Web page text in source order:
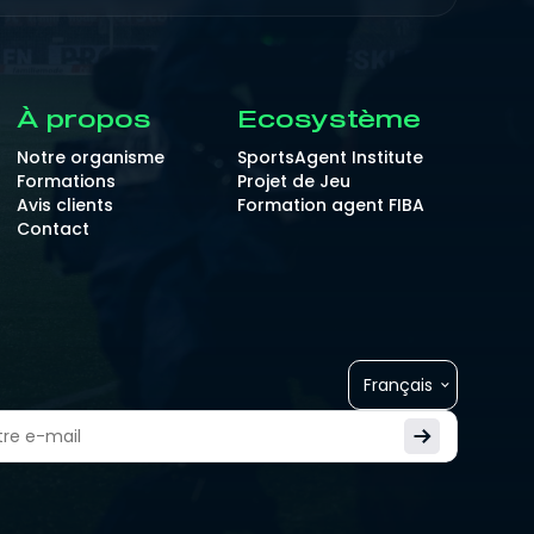
À propos
Notre organisme
Formations
Avis clients
Contact
Ecosystème
SportsAgent Institute
Projet de Jeu
Formation agent FIBA
Français